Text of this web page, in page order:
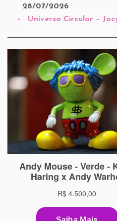
28/07/2026
Universo Circular –